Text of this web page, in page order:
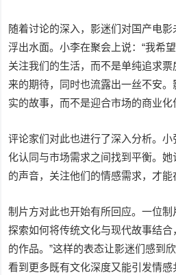
随着讨论的深入，影迷们对国产电
浮出水面。小李在聚会上说：“我希
关注我们的生活，而不是单纯追求
来的期待，同时也流露出一丝不安
实的故事，而不是迎合市场的商业化
评论家们对此也进行了深入分析。
化认同与市场需求之间找到平衡。
的声音，关注他们的情感需求，才能
制片方对此也开始有所回应。一位制
探索如何将传统文化与现代故事结
的作品。”这样的表态让影迷们感到
看到更多既有文化深度又能引发情感